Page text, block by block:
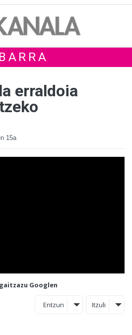
erraldoia
15a
Googlen
Entzun Itzuli